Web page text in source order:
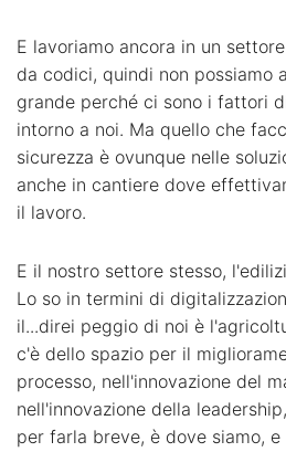
E lavoriamo ancora in un
da codici, quindi non possiamo
grande perché ci sono i fattori
intorno a noi. Ma quello che
sicurezza è ovunque nelle
anche in cantiere dove
il lavoro.
E il nostro settore stesso,
Lo so in termini di
il...direi peggio di noi è
c'è dello spazio per il
processo, nell'innovazione del
nell'innovazione della
per farla breve, è dove siamo,